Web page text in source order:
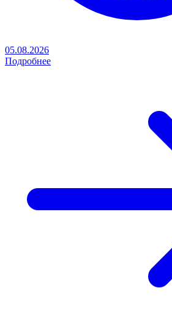
05.08.2026
Подробнее